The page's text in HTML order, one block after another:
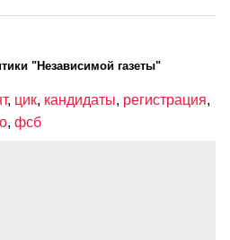
"Независимой газеты"
, цик, кандидаты, регистрация,
, фсб